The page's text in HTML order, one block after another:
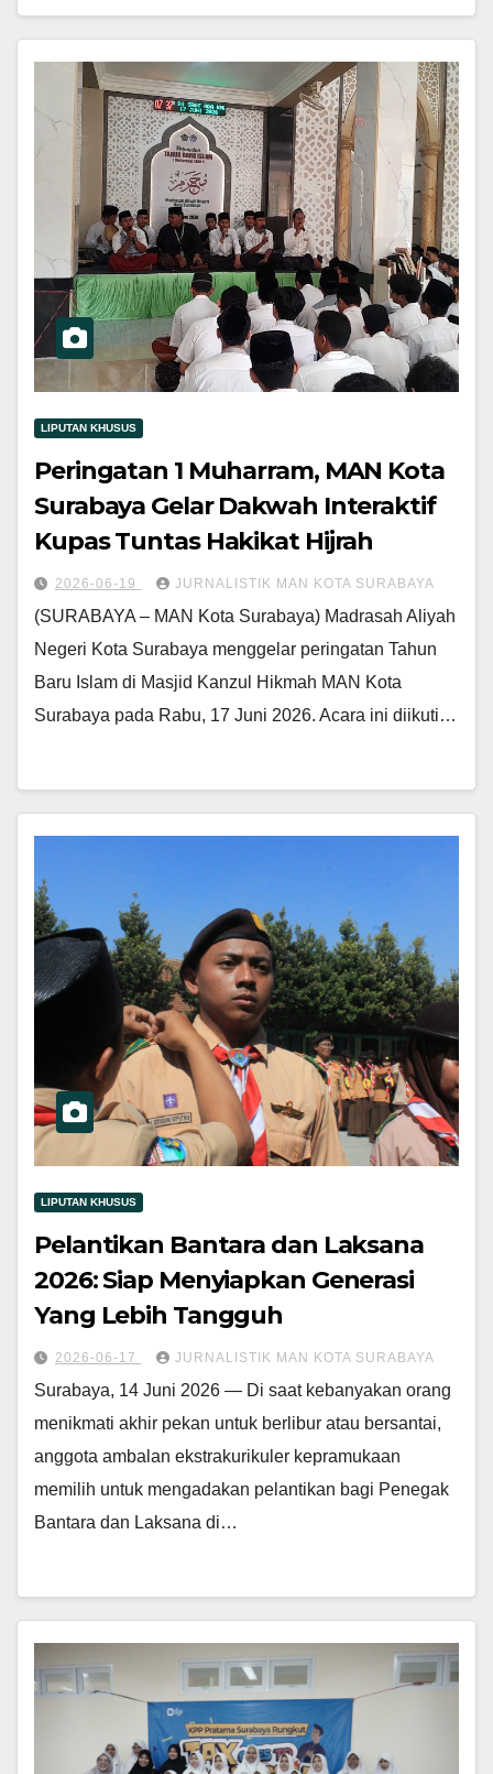
LIPUTAN KHUSUS
Peringatan 1 Muharram, MAN Kota
Surabaya Gelar Dakwah Interaktif
Kupas Tuntas Hakikat Hijrah
2026-06-19 JURNALISTIK MAN KOTA SURABAYA
(SURABAYA – MAN Kota Surabaya) Madrasah Aliyah
Negeri Kota Surabaya menggelar peringatan Tahun
Baru Islam di Masjid Kanzul Hikmah MAN Kota
Surabaya pada Rabu, 17 Juni 2026. Acara ini diikuti…
LIPUTAN KHUSUS
Pelantikan Bantara dan Laksana
2026: Siap Menyiapkan Generasi
Yang Lebih Tangguh
2026-06-17 JURNALISTIK MAN KOTA SURABAYA
Surabaya, 14 Juni 2026 — Di saat kebanyakan orang
menikmati akhir pekan untuk berlibur atau bersantai,
anggota ambalan ekstrakurikuler kepramukaan
memilih untuk mengadakan pelantikan bagi Penegak
Bantara dan Laksana di…